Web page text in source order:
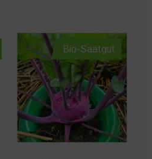
Bio-Saatgut